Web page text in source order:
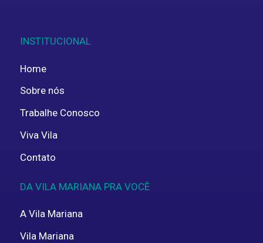
INSTITUCIONAL
Home
Sobre nós
Trabalhe Conosco
Viva Vila
Contato
DA VILA MARIANA PRA VOCÊ
A Vila Mariana
Vila Mariana